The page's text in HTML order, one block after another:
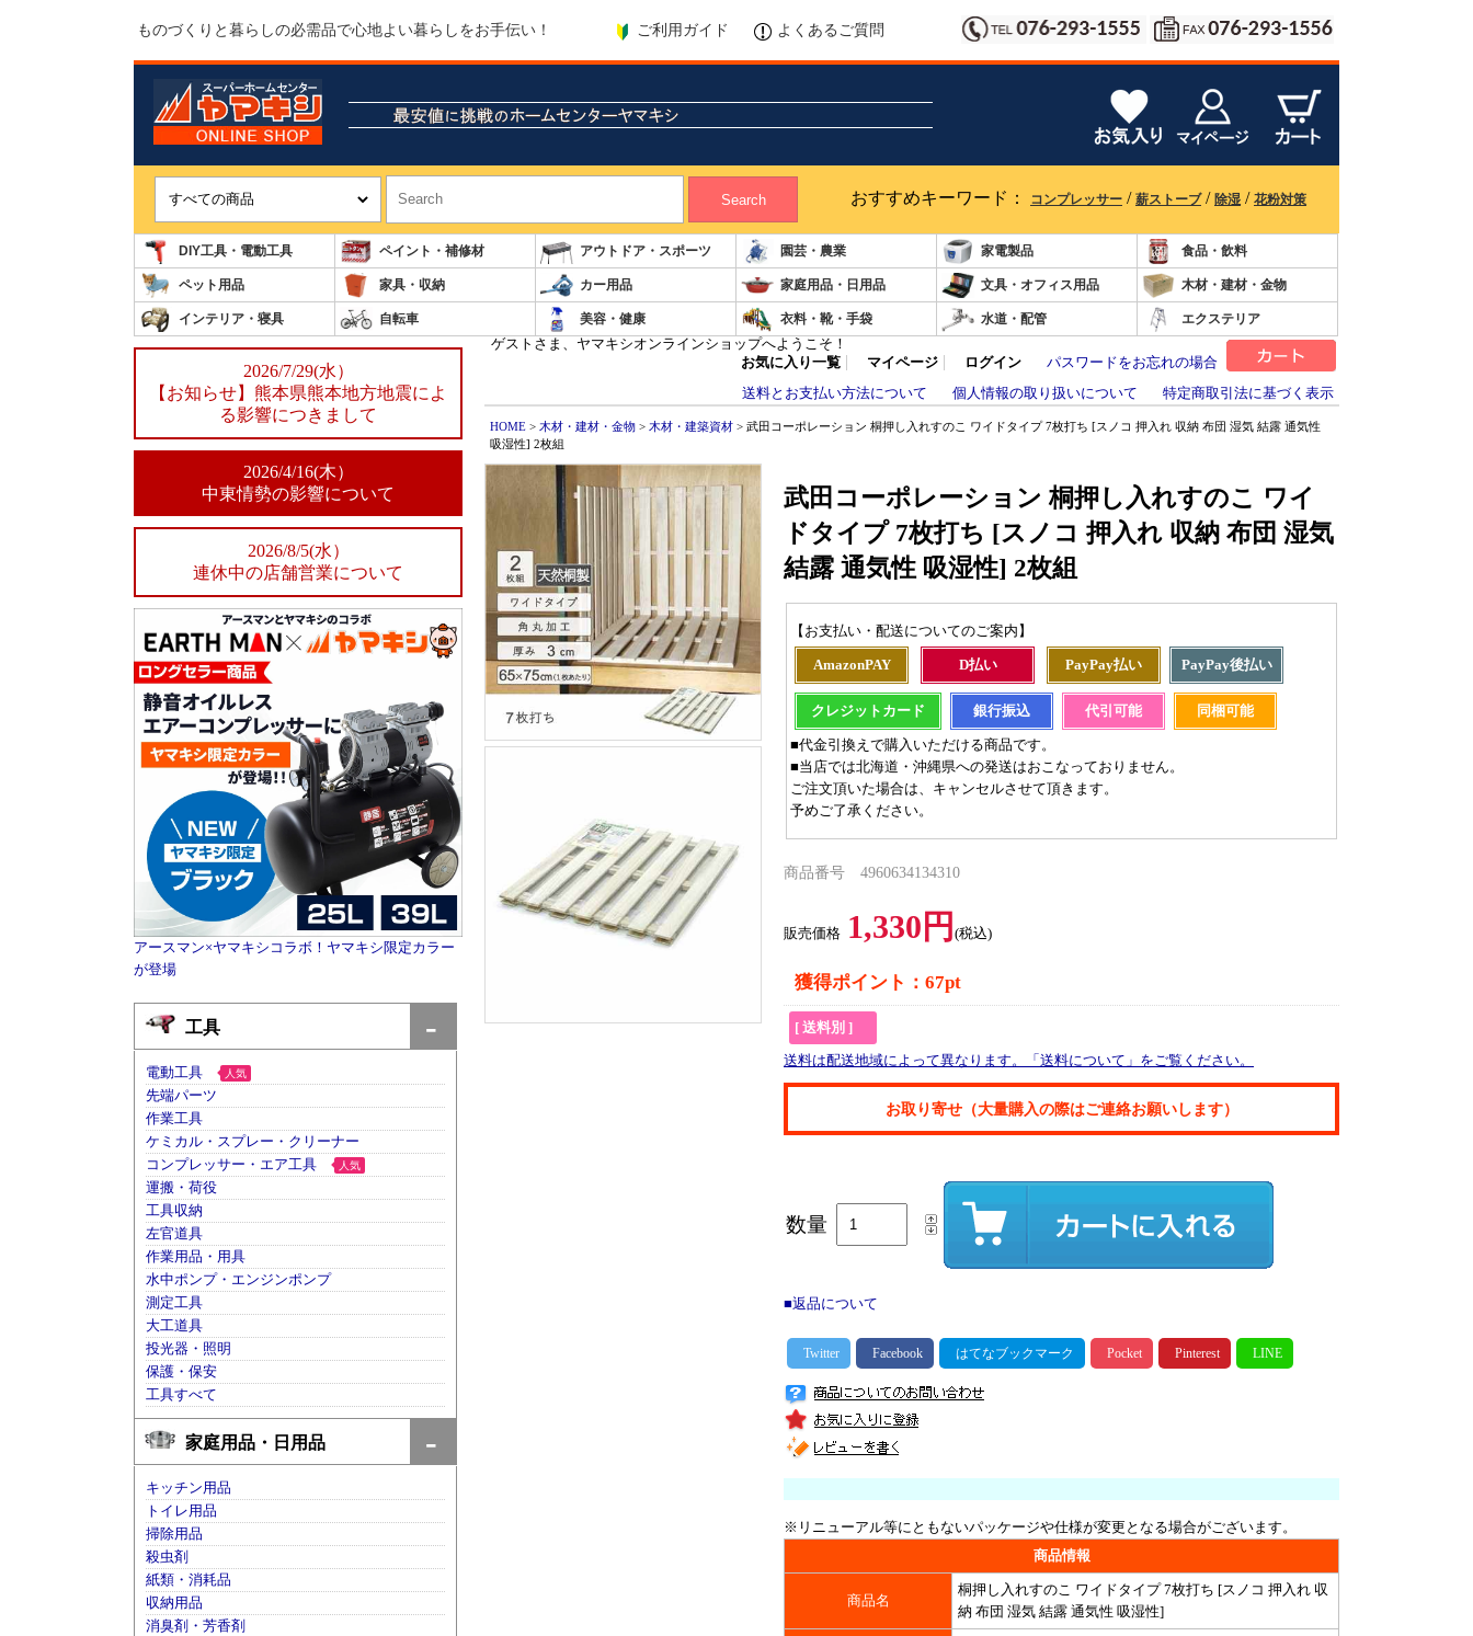
ものづくりと暮らしの必需品で心地よい暮らしをお手伝い！ ご利用ガイド よくあるご質問
Search おすすめキーワード： コンプレッサー / 薪ストーブ/ 除湿 / 花粉対策
DIY工具・電動工具 ペイント・補修材 アウトドア・スポーツ 園芸・農業 家電製品 食品・飲料
ペット用品 家具・収納 カー用品 家庭用品・日用品 文具・オフィス用品 木材・建材・金物
インテリア・寝具 自転車 美容・健康 衣料・靴・手袋 水道・配管 エクステリア
2026/7/29(水）
【お知らせ】熊本県熊本地方地震によ
る影響につきまして
2026/4/16(木）
中東情勢の影響について
2026/8/5(水）
連休中の店舗営業について
アースマン×ヤマキシコラボ！ヤマキシ限定カラー
が登場
工具
電動工具 人気
先端パーツ
作業工具
ケミカル・スプレー・クリーナー
コンプレッサー・エア工具
人気
運搬・荷役
工具収納
左官道具
作業用品・用具
水中ポンプ・エンジンポンプ
測定工具
大工道具
投光器・照明
保護・保安
工具すべて
家庭用品・日用品
キッチン用品
トイレ用品
掃除用品
殺虫剤
紙類・消耗品
収納用品
消臭剤・芳香剤
ゲストさま、ヤマキシオンラインショップへようこそ！
お気に入り一覧
マイページ ログイン
パスワードをお忘れの場合
送料とお支払い方法について
個人情報の取り扱いについて 特定商取引法に基づく表示
HOME > 木材・建材・金物 > 木材・建築資材 > 武田コーポレーション 桐押し入れすのこ ワイドタイプ 7枚打ち [スノコ 押入れ 収納 布団 湿気 結露 通気性
吸湿性] 2枚組
武田コーポレーション 桐押し入れすのこ ワイ
ドタイプ 7枚打ち [スノコ 押入れ 収納 布団 湿気
結露 通気性 吸湿性] 2枚組
【お支払い・配送についてのご案内】
AmazonPAY D払い PayPay払い PayPay後払い
クレジットカード 銀行振込 代引可能 同梱可能
■代金引換えで購入いただける商品です。
■当店では北海道・沖縄県への発送はおこなっておりません。
ご注文頂いた場合は、キャンセルさせて頂きます。
予めご了承ください。
商品番号 4960634134310
販売価格 1,330円(税込)
獲得ポイント：67pt
[ 送料別 ]
送料は配送地域によって異なります。「送料について」をご覧ください。
お取り寄せ（大量購入の際はご連絡お願いします）
数量
■返品について
※リニューアル等にともないパッケージや仕様が変更となる場合がございます。
商品情報
商品名
桐押し入れすのこ ワイドタイプ 7枚打ち [スノコ 押入れ 収
納 布団 湿気 結露 通気性 吸湿性]